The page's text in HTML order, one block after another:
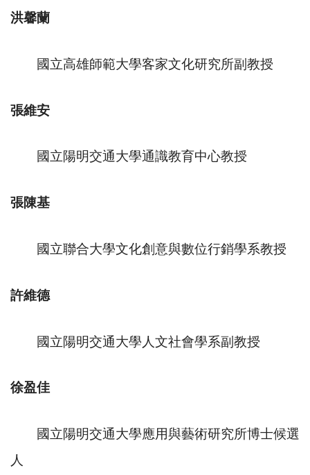
洪馨蘭
國立高雄師範大學客家文化研究所副教授
張維安
國立陽明交通大學通識教育中心教授
張陳基
國立聯合大學文化創意與數位行銷學系教授
許維德
國立陽明交通大學人文社會學系副教授
徐盈佳
國立陽明交通大學應用與藝術研究所博士候選
人